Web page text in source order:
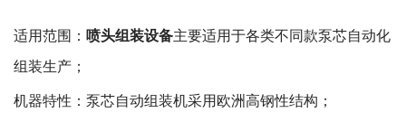
适用范围： 喷头组装设备主要适用于各类不同款泵芯自动化
组装生产；
机器特性：泵芯自动组装机采用欧洲高钢性结构；